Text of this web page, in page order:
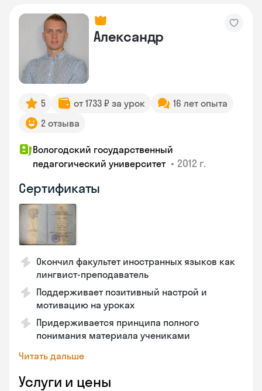
Александр
5 от 1733 ₽ за урок
16 лет опыта
2 отзыва
Вологодский государственный
педагогический университет • 2012 г.
Сертификаты
Окончил факультет иностранных языков как
лингвист-преподаватель
Поддерживает позитивный настрой и
мотивацию на уроках
Придерживается принципа полного
понимания материала учениками
Читать дальше
Услуги и цены